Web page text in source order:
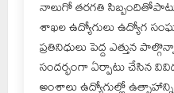
నాలుగో తరగతి
శాఖల ఉద్యోగులు ఉద్యోగ
ప్రతినిధులు పెద్ద ఎత్తున
సందర్భంగా ఏర్పాటు చేసిన
అంశాలు ఉద్యోగుల్లో ఉత్సాహాన్ని